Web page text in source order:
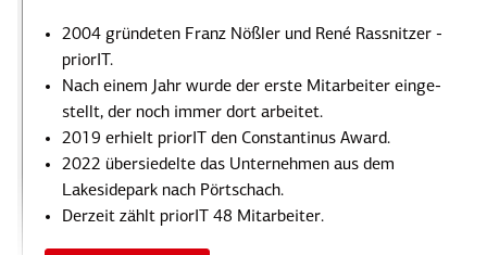
2004 gründeten Franz Nößler und René Rass­nitzer ­
priorIT.
Nach einem Jahr wurde der erste Mitar­beiter einge­
stellt, der noch immer dort arbeitet.
2019 erhielt priorIT den ­Constan­tinus Award.
2022 übersie­delte das Unter­nehmen aus dem
Lakesi­depark nach Pörtschach.
Derzeit zählt priorIT 48 Mitar­beiter.